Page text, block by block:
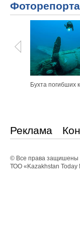
Бухта погибших
Реклама
© Все права защишены
ТОО «Kazakhstan Today